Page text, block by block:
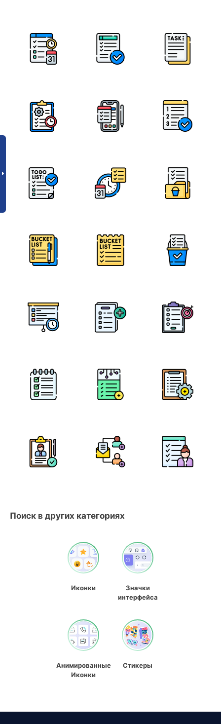
Поиск в других категориях
Иконки
Значки
интерфейса
Анимированные
Иконки
Стикеры